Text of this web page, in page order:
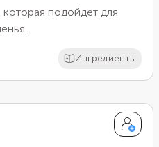
которая подойдет для
Ингредиенты